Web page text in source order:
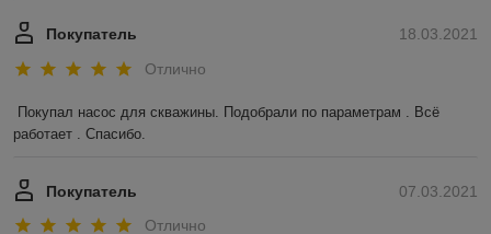
18.03.2021
Покупатель
Отлично
Покупал насос для скважины. Подобрали по параметрам . Всё
работает . Спасибо.
07.03.2021
Покупатель
Отлично